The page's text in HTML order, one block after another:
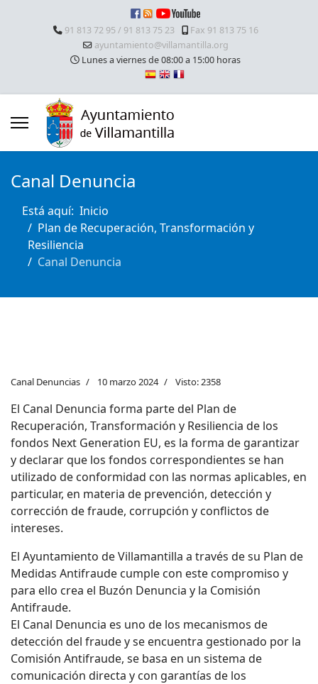
91 813 72 95 / 91 813 75 23
Fax 91 813 75 16
ayuntamiento@villamantilla.org
Lunes a viernes de 08:00 a 15:00 horas
Canal Denuncia
Está aquí: Inicio
Plan de Recuperación, Transformación y
Resiliencia
Canal Denuncia
Canal Denuncias 10 marzo 2024 Visto: 2358
El Canal Denuncia forma parte del Plan de
Recuperación, Transformación y Resiliencia de los
fondos Next Generation EU, es la forma de garantizar
y declarar que los fondos correspondientes se han
utilizado de conformidad con las normas aplicables, en
particular, en materia de prevención, detección y
corrección de fraude, corrupción y conflictos de
intereses.
El Ayuntamiento de Villamantilla a través de su Plan de
Medidas Antifraude cumple con este compromiso y
para ello crea el Buzón Denuncia y la Comisión
Antifraude.
El Canal Denuncia es uno de los mecanismos de
detección del fraude y se encuentra gestionado por la
Comisión Antifraude, se basa en un sistema de
comunicación directa y con garantías de los